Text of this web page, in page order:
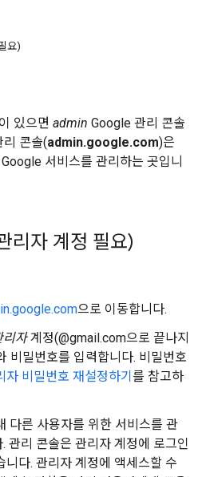
요)
있으면 admin Google 관리 콘솔
리 콘솔(admin.google.com)은
서비스를 관리하는 곳입니
리자 계정 필요)
으로 이동합니다.
리자계정(@gmail.com으로 끝나지
비밀번호를 입력합니다. 비밀번호
자 비밀번호 재설정하기 를 참고하
다른 사용자를 위한 서비스를 관
관리 콘솔은 관리자 계정에 로그인
니다. 관리자 계정에 액세스할 수